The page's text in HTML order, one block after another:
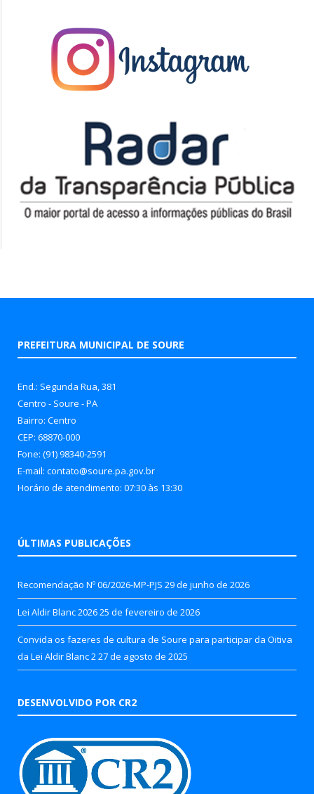
PREFEITURA MUNICIPAL DE SOURE
End.: Segunda Rua, 381
Centro - Soure - PA
Bairro: Centro
CEP: 68870-000
Fone: (91) 98340-2591
E-mail: contato@soure.pa.gov.br
Horário de atendimento: 07:30 às 13:30
ÚLTIMAS PUBLICAÇÕES
Recomendação Nº 06/2026-MP-PJS 29 de junho de 2026
Lei Aldir Blanc 202625 de fevereiro de 2026
Convida os fazeres de cultura de Soure para participar da Oitiva
da Lei Aldir Blanc 2 27 de agosto de 2025
DESENVOLVIDO POR CR2